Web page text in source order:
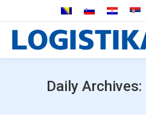
Daily Archives: